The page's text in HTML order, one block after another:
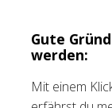
Gute
werden:
Mit einem